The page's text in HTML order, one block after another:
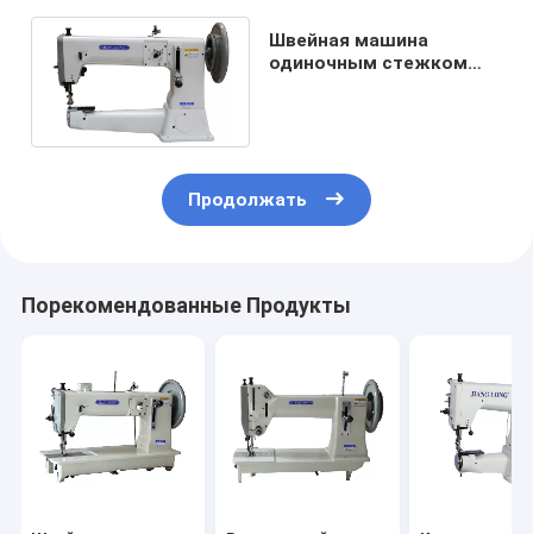
Швейная машина
одиночным стежком
Продолжать
Порекомендованные Продукты